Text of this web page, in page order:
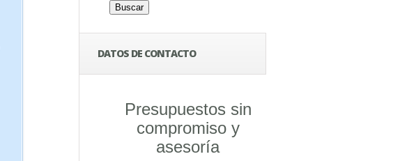
DATOS DE CONTACTO
Presupuestos sin
compromiso y
asesoría